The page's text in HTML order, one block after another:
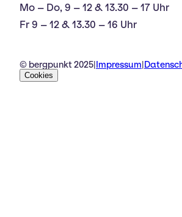
Mo – Do, 9 – 12 & 13.30 – 17 Uhr
Fr 9 – 12 & 13.30 – 16 Uhr
© bergpunkt 2025 Impressum
Cookies